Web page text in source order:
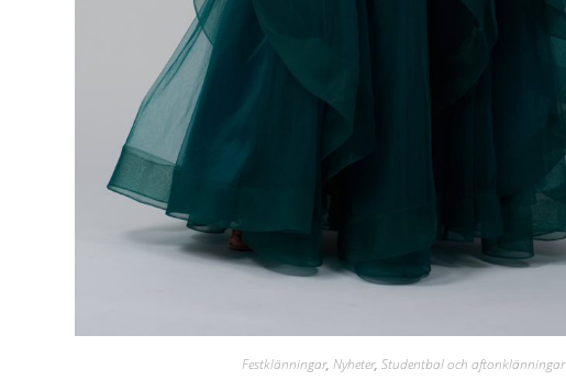
Festklänningar, Nyheter, Studentbal och aftonklänningar